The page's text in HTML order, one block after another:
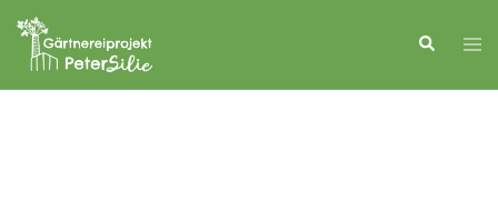
to
content
Search